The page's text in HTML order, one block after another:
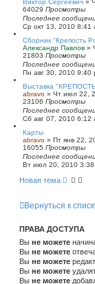
64029 Просмотры
Последнее
Ср окт 13, 2010 8:41
Сборник "Крепость
Александр Павлов »
21803 Просмотры
Последнее
Пн авг 30, 2010 9:40
Выставка
abravo » Чт июл 22,
23106 Просмотры
Последнее
Сб авг 07, 2010 6:12
Карты
abravo » Пт янв 22,
16055 Просмотры
Последнее
Вт июл 20, 2010 3:38
Новая тема
Вернуться к
ПРАВА ДОСТУПА
Вы не можете
Вы не можете
Вы не можете
Вы не можете
Вы не можете